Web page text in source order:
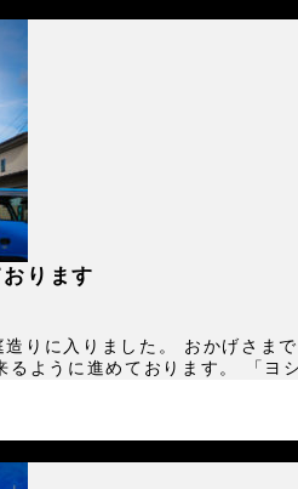
ります
りに入りました。 おかげさま
るように進めております。 「ヨ